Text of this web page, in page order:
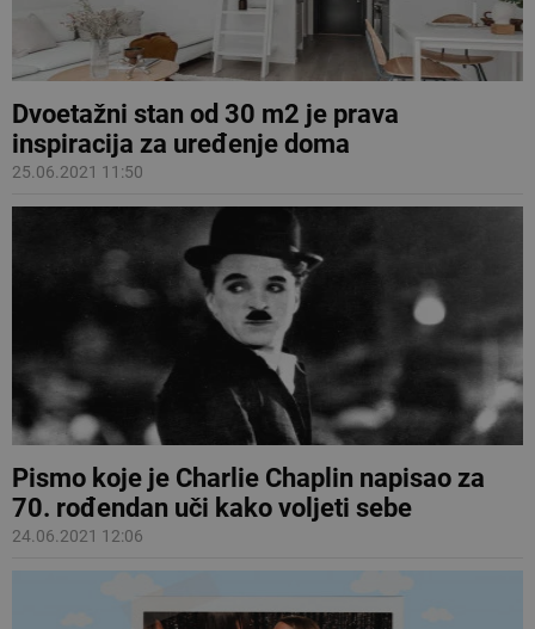
Dvoetažni stan od 30 m2 je prava
inspiracija za uređenje doma
25.06.2021 11:50
Pismo koje je Charlie Chaplin napisao za
70. rođendan uči kako voljeti sebe
24.06.2021 12:06